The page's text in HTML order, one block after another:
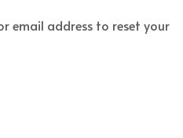
email address to reset your